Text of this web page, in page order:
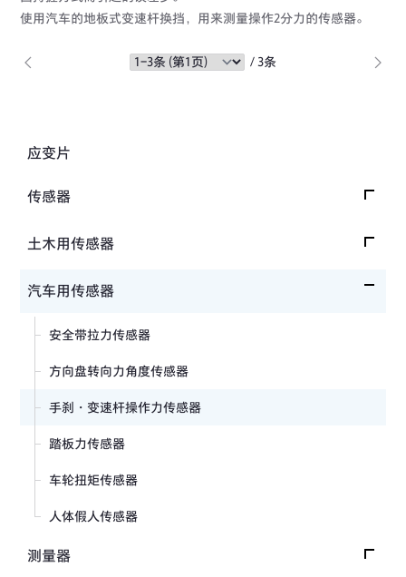
使用汽车的地板式变速杆换挡，用来测量操作2分力的传感器。
/ 3条
应变片
传感器
载荷传感器
土木用传感器
载荷传感器
汽车用传感器
安全带拉力传感器
方向盘转向力角度传感器
手刹・变速杆操作力传感器
踏板力传感器
车轮扭矩传感器
人体假人传感器
测量器